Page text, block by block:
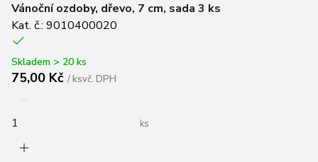
Vánoční ozdoby, dřevo, 7 cm, sada 3 ks
Kat. č.: 9010400020
Skladem > 20 ks
75,00 Kč /ksvč. DPH
ks